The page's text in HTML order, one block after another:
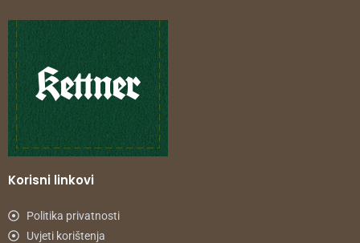
Korisni linkovi
Politika privatnosti
Uvjeti korištenja